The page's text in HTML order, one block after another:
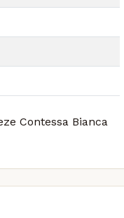
Contessa Bianca